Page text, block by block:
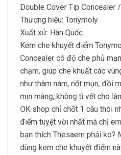
Double Cover Tip Concealer
Thương hiệu: Tonymoly
Xuất xứ: Hàn Quốc
Kem che khuyết điểm
Concealer có độ che phủ
chạm, giúp che khuất các
như thâm nám, nốt mụn, đồi
mịn màng, không tì vết cho
OK shop chỉ chốt 1 câu thôi
điểm tuyệt vời nhất mà chị
bạn thích Thesaem phải ko?
dùng kem che khuyết điểm